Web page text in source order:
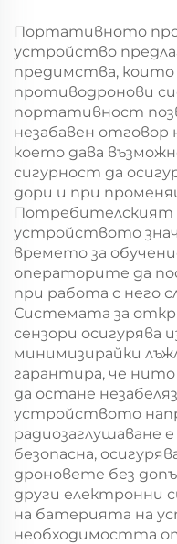
определяне на
посоката)
Портативното
устройство
предимства, които
противодронови
портативност
незабавен отговор
което дава
сигурност да
дори и при
Потребителският
устройството
времето за
операторите да
при работа с него
Системата за
сензори осигурява
минимизирайки
гарантира, че нито
да остане
устройството
радиозаглушаване
безопасна,
дроновете без
други електронни
на батерията на
необходимостта